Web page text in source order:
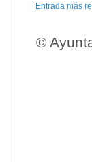
Entrada más
©